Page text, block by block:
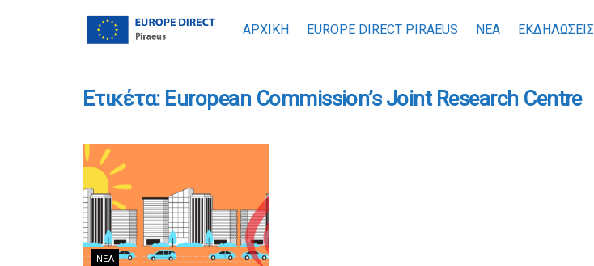
ΑΡΧΙΚΗ EUROPE DIRECT PIRAEUS ΝΕΑ ΕΚΔΗΛΩΣΕΙΣ
Ετικέτα: European Commission’s Joint Research Centre
ΝΈΑ